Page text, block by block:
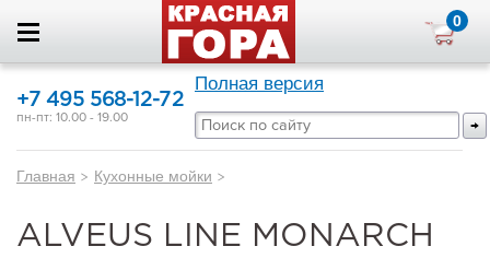
0
+7 495 568-12-72
пн-пт: 10.00 - 19.00
Полная версия
Главная > Кухонные мойки >
ALVEUS LINE MONARCH